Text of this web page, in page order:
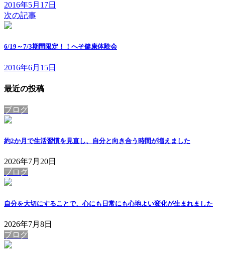
2016年5月17日
次の記事
6/19～7/3期間限定！！へそ健康体験会
2016年6月15日
最近の投稿
ブログ
約2か月で生活習慣を見直し、自分と向き合う時間が増えました
2026年7月20日
ブログ
自分を大切にすることで、心にも日常にも心地よい変化が生まれました
2026年7月8日
ブログ